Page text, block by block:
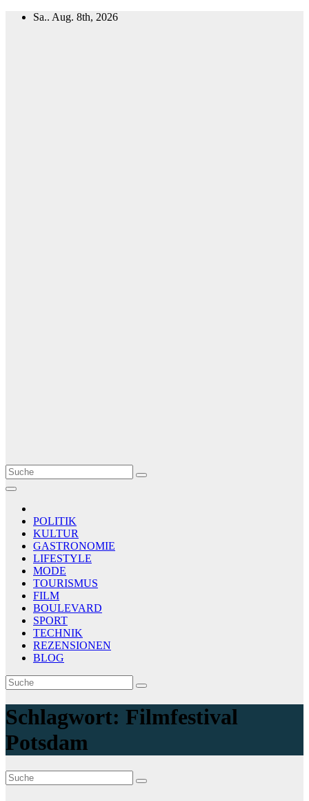
Zum
Sa.. Aug. 8th, 2026
Le Matin
AGENCE DE PRESSE
POLITIK
KULTUR
GASTRONOMIE
LIFESTYLE
MODE
TOURISMUS
FILM
BOULEVARD
SPORT
TECHNIK
REZENSIONEN
BLOG
Schlagwort: Filmfestival
Potsdam